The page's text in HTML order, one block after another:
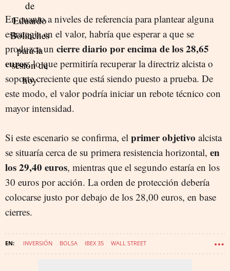
En cuanto a niveles de referencia para plantear alguna
estrategia en el valor, habría que esperar a que se
produzca un cierre diario por encima de los 28,65
euros, lo que permitiría recuperar la directriz alcista o
soporte creciente que está siendo puesto a prueba. De
este modo, el valor podría iniciar un rebote técnico con
mayor intensidad.
Si este escenario se confirma, el primer objetivo alcista
se situaría cerca de su primera resistencia horizontal, en
los 29,40 euros, mientras que el segundo estaría en los
30 euros por acción. La orden de protección debería
colocarse justo por debajo de los 28,00 euros, en base
cierres.
INVERSIÓN BOLSA IBEX 35 WALL STREET